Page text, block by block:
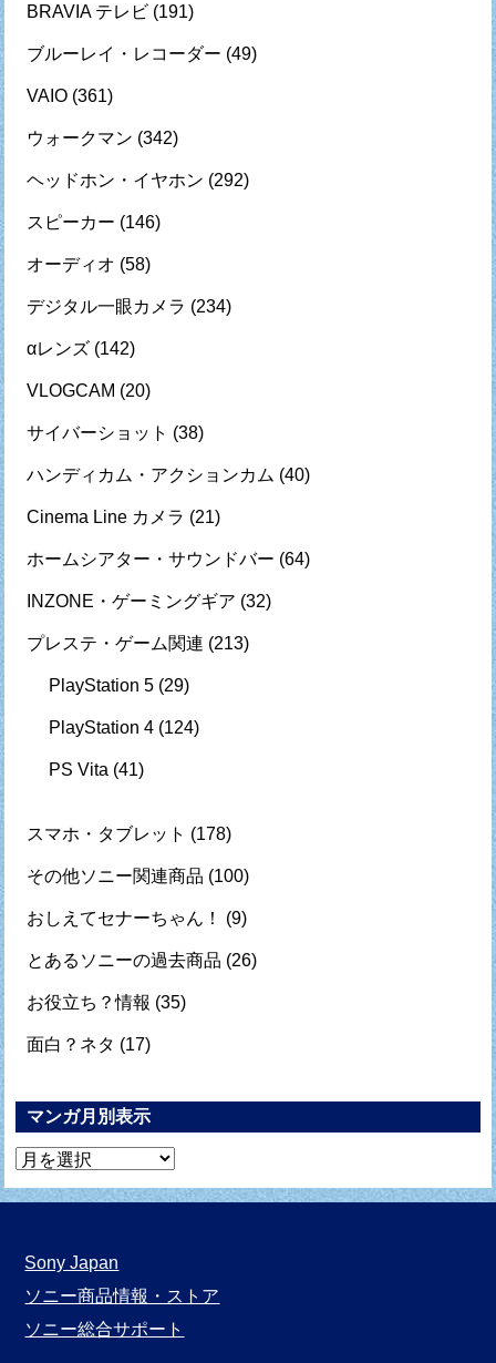
BRAVIA テレビ (191)
ブルーレイ・レコーダー (49)
VAIO (361)
ウォークマン (342)
ヘッドホン・イヤホン (292)
スピーカー (146)
オーディオ (58)
デジタル一眼カメラ (234)
αレンズ (142)
VLOGCAM (20)
サイバーショット (38)
ハンディカム・アクションカム (40)
Cinema Line カメラ (21)
ホームシアター・サウンドバー (64)
INZONE・ゲーミングギア (32)
プレステ・ゲーム関連 (213)
PlayStation 5 (29)
PlayStation 4 (124)
PS Vita (41)
スマホ・タブレット (178)
その他ソニー関連商品 (100)
おしえてセナーちゃん！ (9)
とあるソニーの過去商品 (26)
お役立ち？情報 (35)
面白？ネタ (17)
マンガ月別表示
マ
ン
月
別
表
Sony Japan
ソニー商品情報・ストア
ソニー総合サポート